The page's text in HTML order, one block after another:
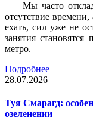
Мы часто
отсутствие
ехать, сил уже не
занятия
метро.
Подробнее
28.07.2026
Туя Смарагд:
озеленении